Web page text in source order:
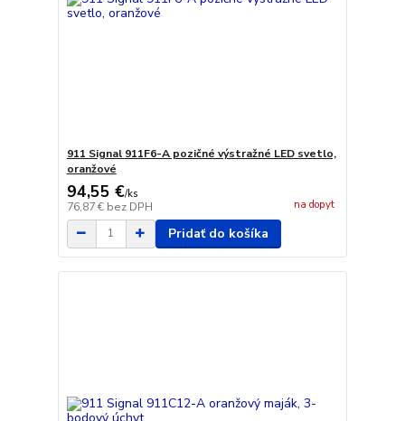
911 Signal 911F6-A pozičné výstražné LED svetlo,
oranžové
94,55 €/ks
76,87 € bez DPH na dopyt
Pridať do košíka